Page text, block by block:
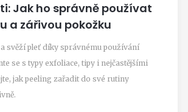
Jak ho správně používat
a zářivou pokožku
svěží pleť díky správnému používání
se s typy exfoliace, tipy i nejčastějšími
jak peeling zařadit do své rutiny